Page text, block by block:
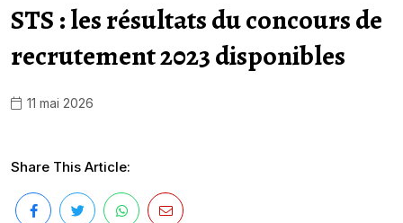
STS : les résultats du concours de
recrutement 2023 disponibles
11 mai 2026
Share This Article: